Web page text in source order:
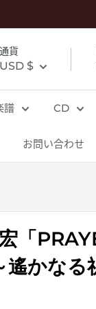
通貨
USD $
譜 CD
お問い合わせ
「
かなる